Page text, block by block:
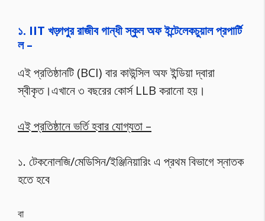
১. IIT খড়্গপুর রাজীব গান্ধী স্কুল অফ ইন্টেলেকচুয়াল প্রপার্টি
ল –
এই প্রতিষ্ঠানটি (BCI) বার কাউন্সিল অফ ইন্ডিয়া দ্বারা
স্বীকৃত।এখানে ৩ বছরের কোর্স LLB করানো হয়।
এই প্রতিষ্ঠানে ভর্তি হবার যোগ্যতা –
১. টেকনোলজি/মেডিসিন/ইঞ্জিনিয়ারিং এ প্রথম বিভাগে স্নাতক
হতে হবে
বা